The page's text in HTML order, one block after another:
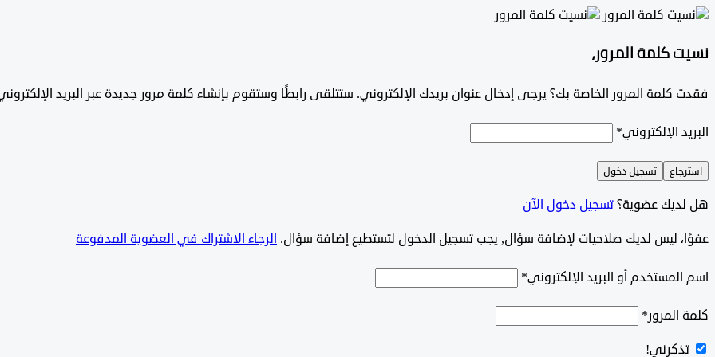
نسيت كلمة المرور،
فقدت كلمة المرور الخاصة بك؟ يرجى إدخال عنوان بريدك الإلكتروني. ستتلقى رابطًا وستقوم بإنشاء كلمة مرور جديدة عبر البريد
البريد الإلكتروني*
استرجاع تسجيل دخول
هل لديك عضوية؟تسجيل دخول الآن
‫‫‫عفوًا، ليس لديك صلاحيات لإضافة سؤال, يجب تسجيل الدخول لتستطيع إضافة سؤال. الرجاء الاشتراك في العضوية المدفوعة
اسم المستخدم أو البريد الإلكتروني*
كلمة المرور*
تذكرني!